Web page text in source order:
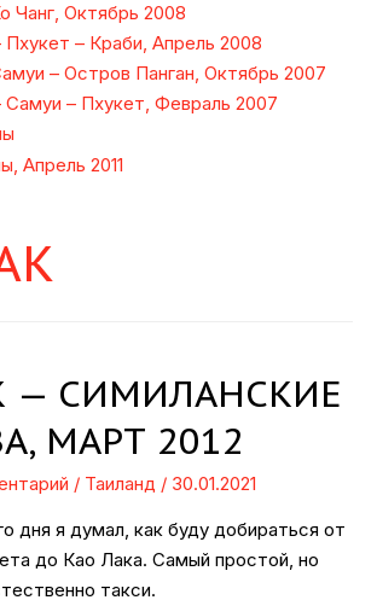
Чанг, Октябрь 2008
Пхукет – Краби, Апрель 2008
– Остров Панган, Октябрь 2007
Самуи – Пхукет, Февраль 2007
Апрель 2011
— СИМИЛАНСКИЕ
МАРТ 2012
/ Таиланд / 30.01.2021
дня я думал, как буду добираться от
до Као Лака. Самый простой, но
такси.